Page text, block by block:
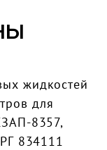
жидкостей
для
8357,
834111